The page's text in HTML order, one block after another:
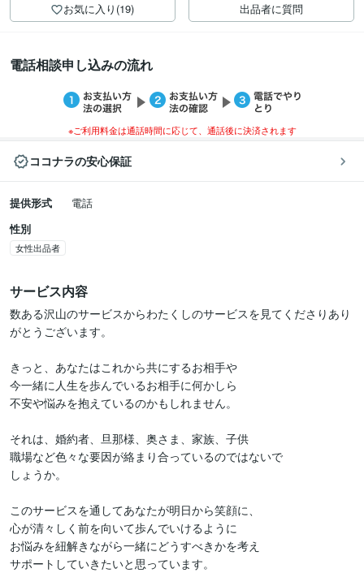
お気に入り(19) 出品者に質問
電話相談申し込みの流れ
※ご利用料金は通話時間に応じて、通話後に決済されます
ココナラの安心保証
提供形式
電話
性別
女性出品者
サービス内容
数ある沢山のサービスからわたくしのサービスを見てくださりあり
がとうございます。
きっと、あなたはこれから共にするお相手や
今一緒に人生を歩んでいるお相手に何かしら
不安や悩みを抱えているのかもしれません。
それは、婚約者、旦那様、奥さま、家族、子供
職場など色々な要因が絡まり合っているのではないで
しょうか。
このサービスを通してあなたが明日から笑顔に、
心が清々しく前を向いて歩んでいけるように
お悩みを紐解きながら一緒にどうすべきかを考え
サポートしていきたいと思っています。